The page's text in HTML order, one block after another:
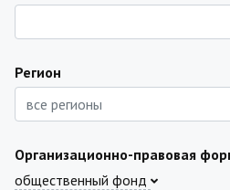
Регион
Организационно-правовая
общественный фонд